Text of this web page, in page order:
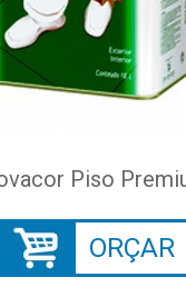
Piso
ORÇAR